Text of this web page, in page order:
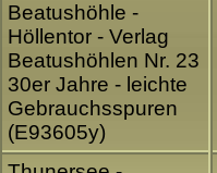
Beatushöhle -
Höllentor - Verlag
Beatushöhlen Nr. 23
30er Jahre - leichte
Gebrauchsspuren
(E93605y)